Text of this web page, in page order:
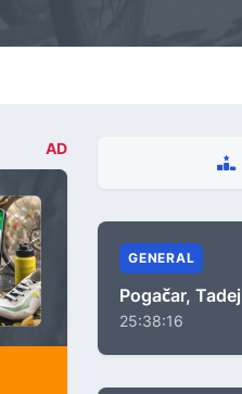
AD
GENERAL
Pogačar, Tadej
25:38:16